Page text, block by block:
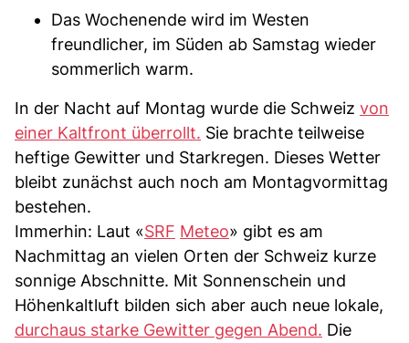
Das Wochenende wird im Westen
freundlicher, im Süden ab Samstag wieder
sommerlich warm.
In der Nacht auf Montag wurde die Schweiz von
einer Kaltfront überrollt. Sie brachte teilweise
heftige Gewitter und Starkregen. Dieses Wetter
bleibt zunächst auch noch am Montagvormittag
bestehen.
Immerhin: Laut «SRF Meteo» gibt es am
Nachmittag an vielen Orten der Schweiz kurze
sonnige Abschnitte. Mit Sonnenschein und
Höhenkaltluft bilden sich aber auch neue lokale,
durchaus starke Gewitter gegen Abend. Die